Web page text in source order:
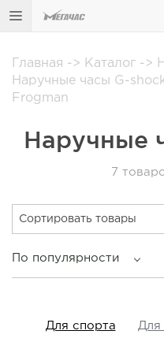
Главная -> Каталог ->
Наручные часы G-
Frogman
Наручные
7
Сортировать товары
По популярности
Для спорта Для